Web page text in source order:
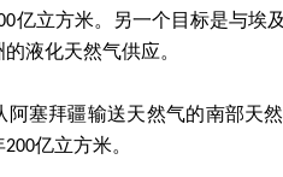
亿立方米。另一个目标是与埃
液化天然气供应。
塞拜疆输送天然气的南部天然
亿立方米。